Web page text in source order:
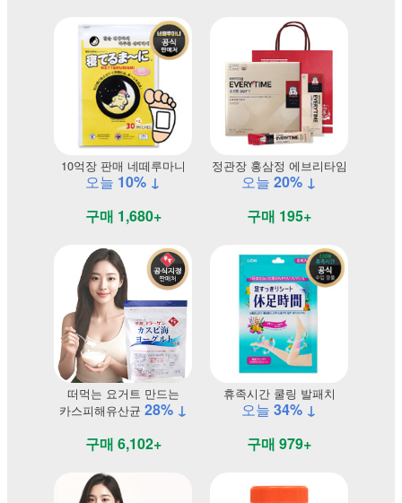
10억장 판매 네떼루마니
오늘 10% ↓
구매 1,680+
정관장 홍삼정 에브리타임
오늘 20% ↓
구매 195+
떠먹는 요거트 만드는
카스피해유산균 28% ↓
구매 6,102+
휴족시간 쿨링 발패치
오늘 34% ↓
구매 979+